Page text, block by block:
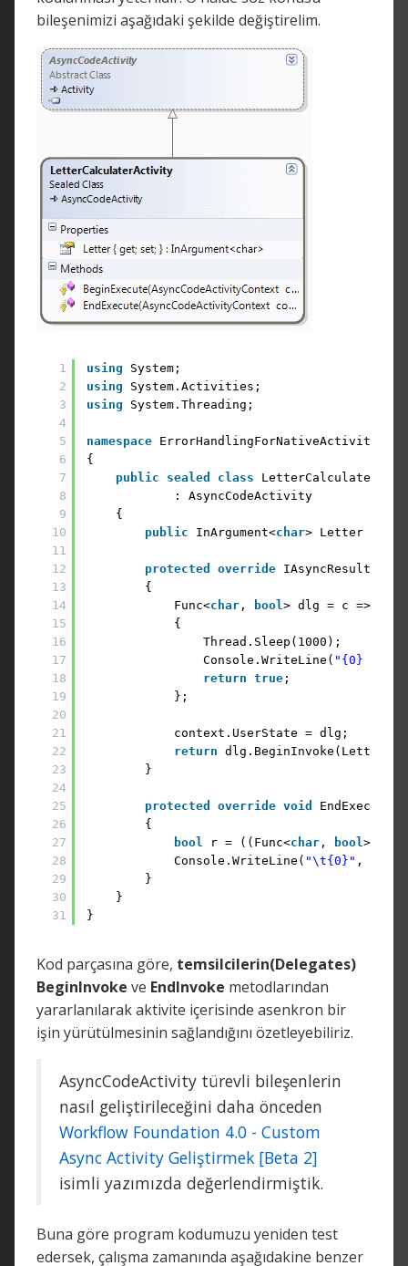
bileşenimizi aşağıdaki şekilde değiştirelim.
1
2
3
4
5
6
7
8
9
10
11
12
13
14
15
16
17
18
19
20
21
22
23
24
25
26
27
28
29
30
31
using
System;
using
System.Activities;
using
System.Threading;
namespace ErrorHandlingForNativeActivities
{
public
sealed class
: AsyncCodeActivity
{
public
InArgument<char> Letter {
protected override IAsyncResult
{
Func<char , bool > dlg = c =>
{
Thread.Sleep(1000);
Console.WriteLine( "{0} için
return true ;
};
context.UserState = dlg;
return
}
protected override void
{
bool
r = ((Func<char , bool
Console.WriteLine( "\t{0}" , r);
}
}
}
Kod parçasına göre, temsilcilerin(Delegates)
BeginInvoke ve EndInvoke metodlarından
yararlanılarak aktivite içerisinde asenkron bir
işin yürütülmesinin sağlandığını özetleyebiliriz.
AsyncCodeActivity türevli bileşenlerin
nasıl geliştirileceğini daha önceden
Workflow Foundation 4.0 - Custom
Async Activity Geliştirmek [Beta 2]
isimli yazımızda değerlendirmiştik.
Buna göre program kodumuzu yeniden test
edersek, çalışma zamanında aşağıdakine benzer